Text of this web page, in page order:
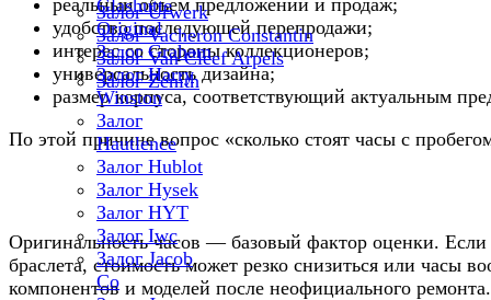
Залог Urwerk
Залог Vacheron Constantin
Залог Van Cleef Arpels
Залог Zenith
Glashutte
Original
Залог Graham
Залог Harry
Winston
Залог
Hautlence
Залог Hublot
Залог Hysek
Залог HYT
Залог Iwc
Залог Jacob
Co
реальный объем предложений и продаж;
удобство последующей перепродажи;
интерес со стороны коллекционеров;
универсальность дизайна;
размер корпуса, соответствующий актуальным
По этой причине вопрос «сколько стоят часы с
Оригинальность часов — базовый фактор оценки.
браслета, стоимость может резко снизиться или часы
компонентов и моделей после неофициального ремонта.